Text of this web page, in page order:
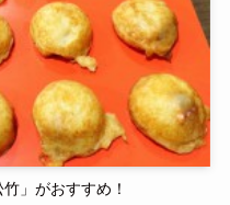
」がおすすめ！